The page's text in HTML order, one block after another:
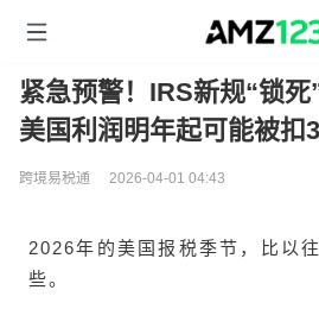
紧急预警！IRS新规“锁
美国利润明年起可能被扣
跨境易税通 2026-04-01 04:43
2026年的美国报税季节，比以
些。